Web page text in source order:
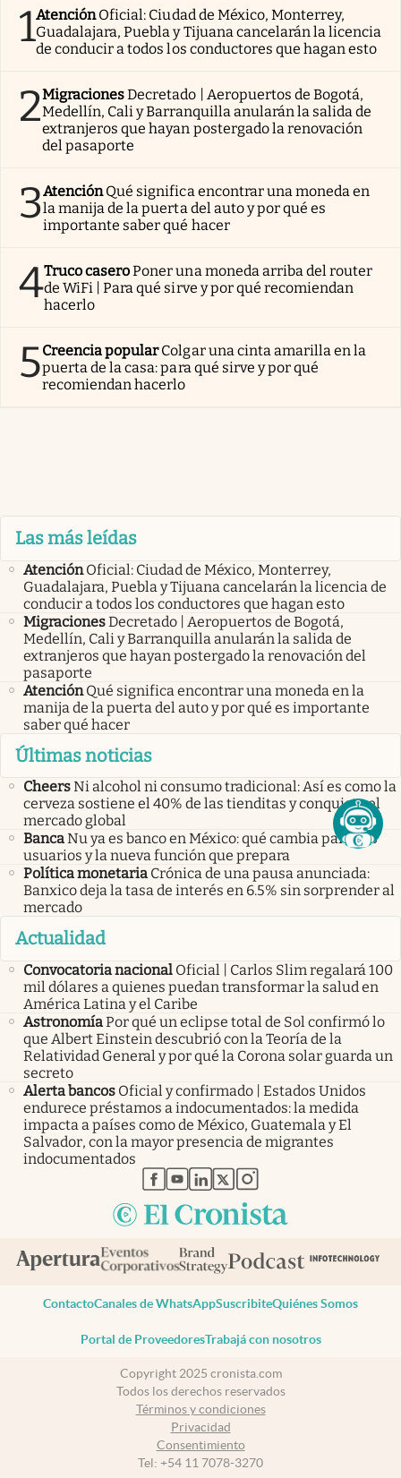
1AtenciónOficial: Ciudad de México, Monterrey,
Guadalajara, Puebla y Tijuana cancelarán la licencia
de conducir a todos los conductores que hagan esto
2MigracionesDecretado | Aeropuertos de Bogotá,
Medellín, Cali y Barranquilla anularán la salida de
extranjeros que hayan postergado la renovación
del pasaporte
3AtenciónQué significa encontrar una moneda en
la manija de la puerta del auto y por qué es
importante saber qué hacer
4Truco caseroPoner una moneda arriba del router
de WiFi | Para qué sirve y por qué recomiendan
hacerlo
5Creencia popularColgar una cinta amarilla en la
puerta de la casa: para qué sirve y por qué
recomiendan hacerlo
Las más leídas
Atención Oficial: Ciudad de México, Monterrey,
Guadalajara, Puebla y Tijuana cancelarán la licencia de
conducir a todos los conductores que hagan esto
MigracionesDecretado | Aeropuertos de Bogotá,
Medellín, Cali y Barranquilla anularán la salida de
extranjeros que hayan postergado la renovación del
pasaporte
Atención Qué significa encontrar una moneda en la
manija de la puerta del auto y por qué es importante
saber qué hacer
Últimas noticias
CheersNi alcohol ni consumo tradicional: Así es como la
cerveza sostiene el 40% de las tienditas y conquista el
mercado global
BancaNu ya es banco en México: qué cambia para sus
usuarios y la nueva función que prepara
Política monetaria Crónica de una pausa anunciada:
Banxico deja la tasa de interés en 6.5% sin sorprender al
mercado
Actualidad
Convocatoria nacional Oficial | Carlos Slim regalará 100
mil dólares a quienes puedan transformar la salud en
América Latina y el Caribe
AstronomíaPor qué un eclipse total de Sol confirmó lo
que Albert Einstein descubrió con la Teoría de la
Relatividad General y por qué la Corona solar guarda un
secreto
Alerta bancos Oficial y confirmado | Estados Unidos
endurece préstamos a indocumentados: la medida
impacta a países como de México, Guatemala y El
Salvador, con la mayor presencia de migrantes
indocumentados
abre en nueva pestaña
abre en nueva pestaña
abre en nueva pestaña
abre en nueva pestaña
abre en nueva pestaña
ContactoCanales de WhatsAppSuscribiteQuiénes Somos
Portal de ProveedoresTrabajá con nosotros
Copyright 2025 cronista.com
Todos los derechos reservados
Términos y condiciones
Privacidad
Consentimiento
Tel: +54 11 7078-3270